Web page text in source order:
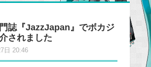
誌『JazzJapan』でボカジ
されました
日 20:46